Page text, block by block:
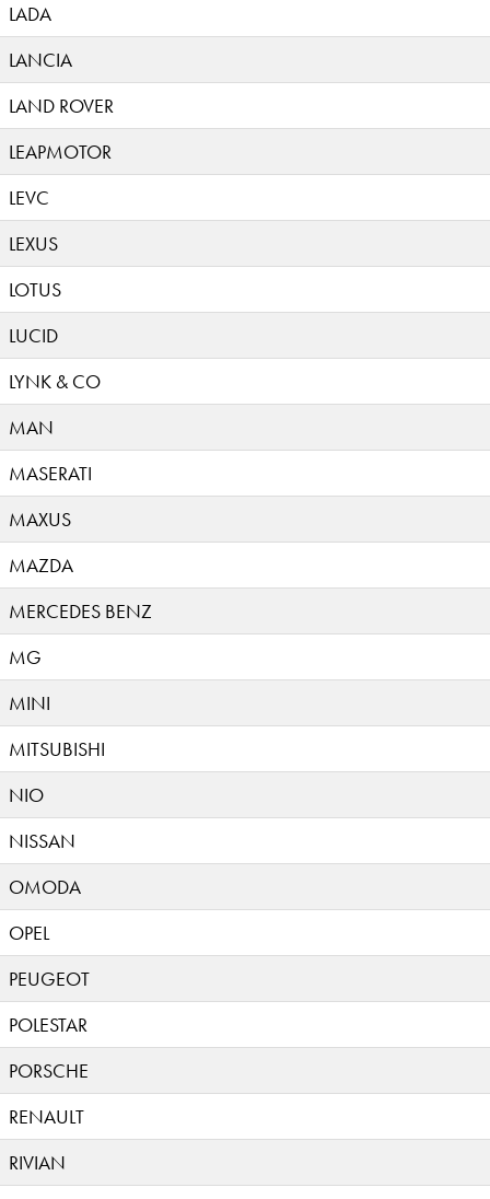
LADA
LANCIA
LAND ROVER
LEAPMOTOR
LEVC
LEXUS
LOTUS
LUCID
LYNK & CO
MAN
MASERATI
MAXUS
MAZDA
MERCEDES BENZ
MG
MINI
MITSUBISHI
NIO
NISSAN
OMODA
OPEL
PEUGEOT
POLESTAR
PORSCHE
RENAULT
RIVIAN